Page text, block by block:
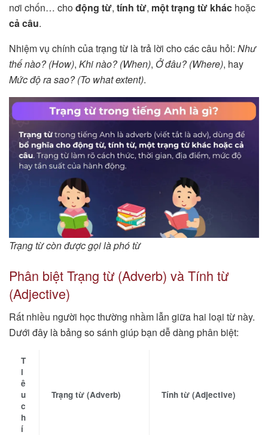
nơi chốn… chođộng từ, tính từ, một trạng từ khác hoặc
cả câu.
Nhiệm vụ chính của trạng từ là trả lời cho các câu hỏi: Như
thế nào? (How), Khi nào? (When), Ở đâu? (Where), hay
Mức độ ra sao? (To what extent).
Trạng từ còn được gọi là phó từ
Phân biệt Trạng từ (Adverb) và Tính từ
(Adjective)
Rất nhiều người học thường nhầm lẫn giữa hai loại từ này.
Dưới đây là bảng so sánh giúp bạn dễ dàng phân biệt:
T
i
ê
u
c
h
í
Trạng từ (Adverb) Tính từ (Adjective)